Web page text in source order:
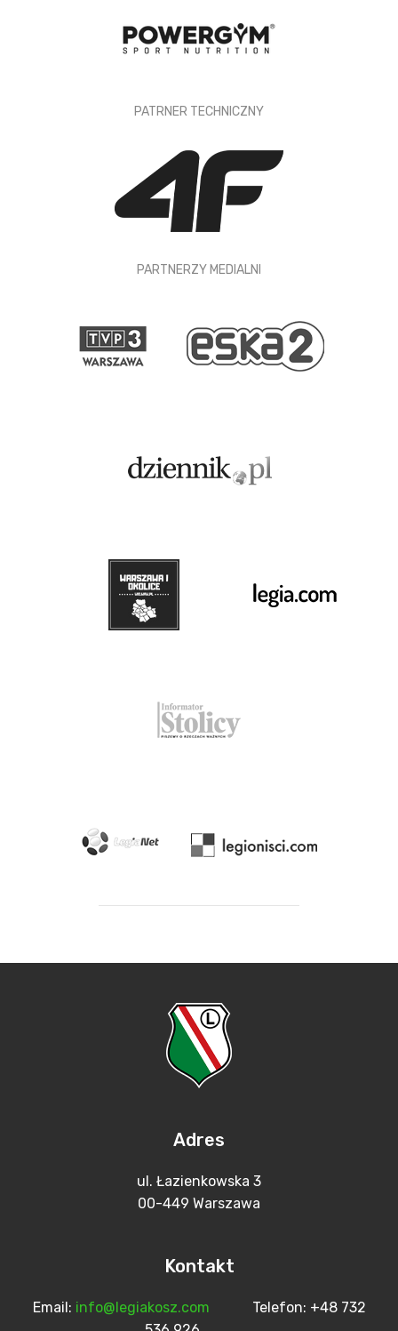
PATRNER TECHNICZNY
PARTNERZY MEDIALNI
Adres
ul. Łazienkowska 3
00-449 Warszawa
Kontakt
Email: info@legiakosz.com Telefon: +48 732